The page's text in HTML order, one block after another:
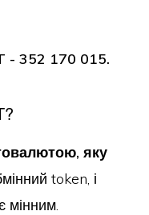
- 352 170 015.
яку
token, і
мінним.